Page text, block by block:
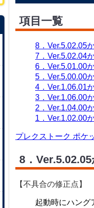
項目一覧
8．Ver.5.02.05
7．Ver.5.02.04
6．Ver.5.01.00
5．Ver.5.00.00
4．Ver.1.06.01
3．Ver.1.06.00
2．Ver.1.04.00
1．Ver.1.02.00
プレクストーク ポケ
8．
【不具合の修正点】
起動時にハング